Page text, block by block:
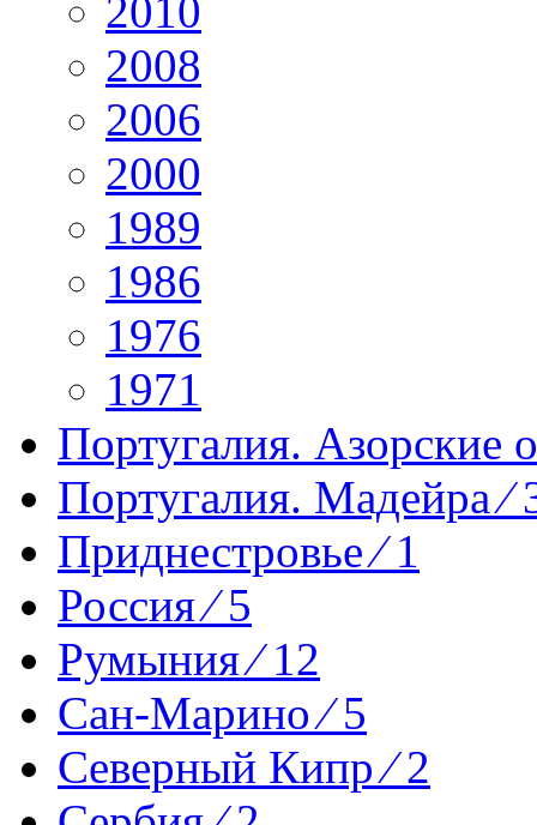
2010
2008
2006
2000
1989
1986
1976
1971
Португалия. Азорские
Португалия. Мадейра ⁄
Приднестровье ⁄ 1
Россия ⁄ 5
Румыния ⁄ 12
Сан-Марино ⁄ 5
Северный Кипр ⁄ 2